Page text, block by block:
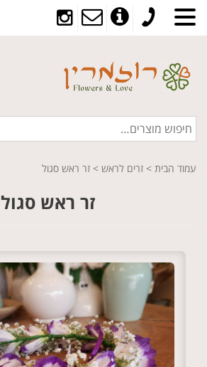
עמוד הבית > זרים לראש > זר ראש סגול
זר ראש סגול